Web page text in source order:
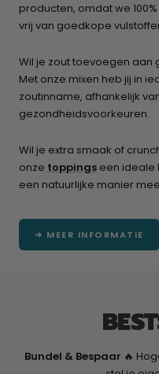
producten, omdat we
vrij van goedkope
Wil je zout toevoegen aan
Met onze mixen heb jij in
zoutinname, afhankelijk
gezondheidsvoorkeuren.
Wil je extra smaak of
onze toppings een ideale
een natuurlijke manier
➔ MEER INFORMATIE
Bundel & Bespaar 🔥